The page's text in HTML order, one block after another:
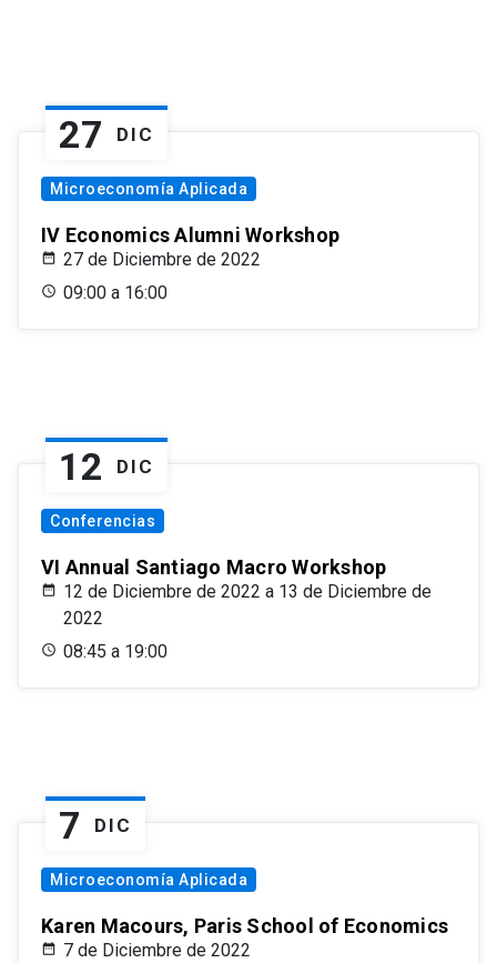
27 DIC
Microeconomía Aplicada
IV Economics Alumni Workshop
27 de Diciembre de 2022
09:00 a 16:00
12 DIC
Conferencias
VI Annual Santiago Macro Workshop
12 de Diciembre de 2022 a 13 de Diciembre de
2022
08:45 a 19:00
7 DIC
Microeconomía Aplicada
Karen Macours, Paris School of Economics
7 de Diciembre de 2022